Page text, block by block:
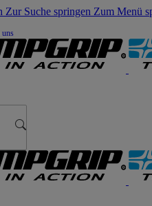
Zur Suche springen Zum Menü